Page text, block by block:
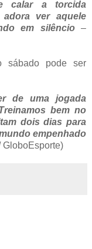
calar a torcida
ver aquele
em silêncio–
sábado pode ser
de uma jogada
bem no
dois dias para
empenhado
GloboEsporte)